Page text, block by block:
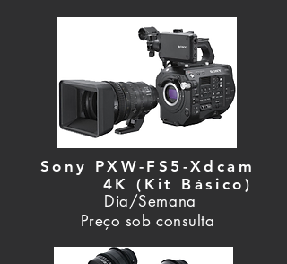
Sony PXW-FS5-Xdcam
4K (Kit Básico)
Dia/Semana
Preço sob consulta